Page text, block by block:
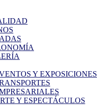
Y EXPOSICIONES
Y ESPECTÁCULOS